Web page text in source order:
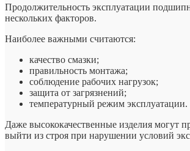
Продолжительность эксплуатации
нескольких факторов.
Наиболее важными считаются:
качество смазки;
правильность монтажа;
соблюдение рабочих нагрузок;
защита от загрязнений;
температурный режим эксплуатации.
Даже высококачественные изделия могут
выйти из строя при нарушении условий